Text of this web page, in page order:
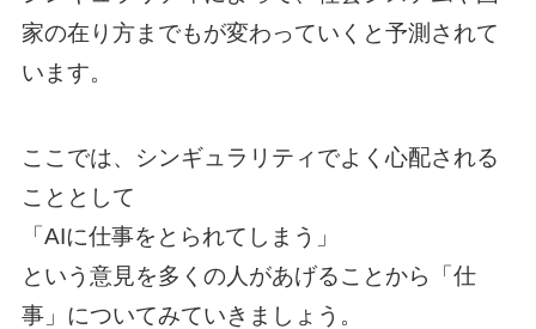
家の在り方までもが変わっていくと予測されて
います。
ここでは、シンギュラリティでよく心配される
こととして
「AIに仕事をとられてしまう」
という意見を多くの人があげることから「仕
事」についてみていきましょう。